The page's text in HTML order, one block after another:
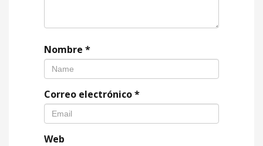
Nombre *
Correo electrónico*
Web